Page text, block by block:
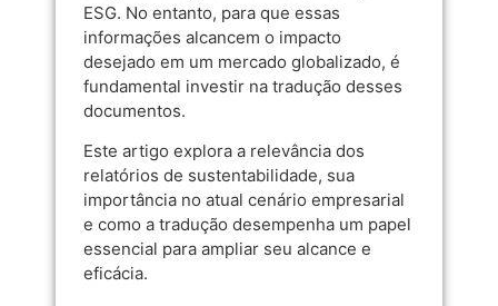
ESG. No entanto, para que essas
informações alcancem o impacto
desejado em um mercado globalizado, é
fundamental investir na tradução desses
documentos.
Este artigo explora a relevância dos
relatórios de sustentabilidade, sua
importância no atual cenário empresarial
e como a tradução desempenha um papel
essencial para ampliar seu alcance e
eficácia.